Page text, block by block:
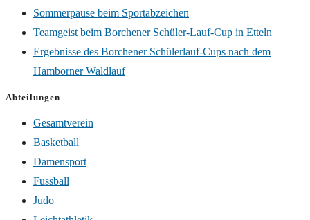
Sommerpause beim Sportabzeichen
Teamgeist beim Borchener Schüler-Lauf-Cup in Etteln
Ergebnisse des Borchener Schülerlauf-Cups nach dem
Hamborner Waldlauf
Abteilungen
Gesamtverein
Basketball
Damensport
Fussball
Judo